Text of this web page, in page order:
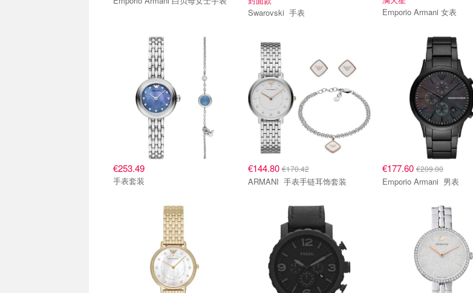
Swarovski 手表
Emporio Armani 女表
€253.49
手表套装
€144.80€170.42
ARMANI 手表手链耳饰套装
€177.60 €209.00
Emporio Armani 男表